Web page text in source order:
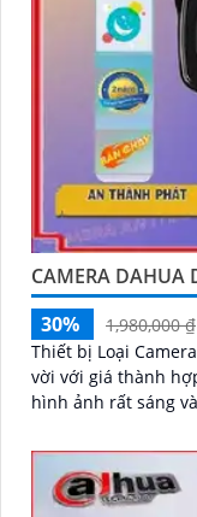
CAMERA DAHUA
30%
1,980,000 ₫
Thiết bị Loại
vời với giá thành hợp lý. Với độ sắc nét Ultra 4k lite,
hình ảnh rất sáng